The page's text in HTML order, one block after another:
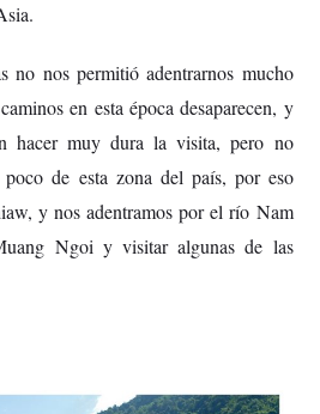
no nos permitió adentrarnos mucho
en esta época desaparecen, y
hacer muy dura la visita, pero no
poco de esta zona del país, por eso
y nos adentramos por el río Nam
Ngoi y visitar algunas de las